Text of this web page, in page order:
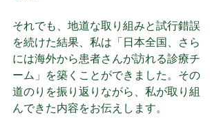
それでも、地道な取り組みと試行錯誤
を続けた結果、私は「日本全国、さら
には海外から患者さんが訪れる診療チ
ーム」を築くことができました。その
道のりを振り返りながら、私が取り組
んできた内容をお伝えします。